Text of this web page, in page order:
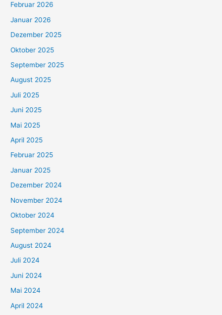
Februar 2026
Januar 2026
Dezember 2025
Oktober 2025
September 2025
August 2025
Juli 2025
Juni 2025
Mai 2025
April 2025
Februar 2025
Januar 2025
Dezember 2024
November 2024
Oktober 2024
September 2024
August 2024
Juli 2024
Juni 2024
Mai 2024
April 2024